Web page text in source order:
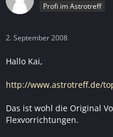
Profi im Astrotreff
2. September 2008
Hallo Kai,
http://www.astrotreff.de/
Das ist wohl die Original
Flexvorrichtungen.